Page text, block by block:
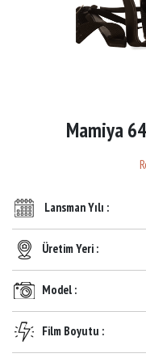
Mamiya
Lansman Yılı :
Üretim Yeri :
Model :
Film Boyutu :